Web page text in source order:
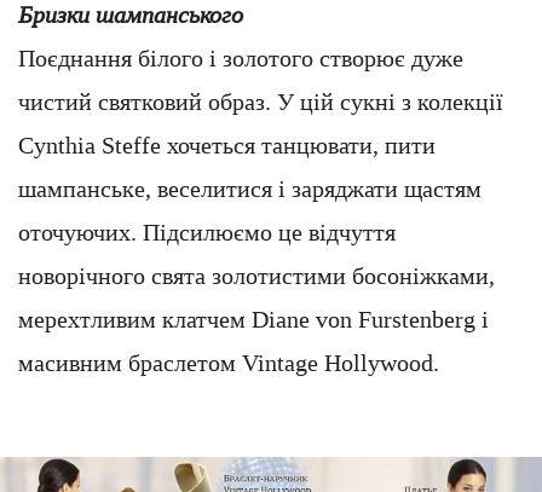
Бризки шампанського
Поєднання білого і золотого створює дуже
чистий святковий образ. У цій сукні з колекції
Cynthia Steffe хочеться танцювати, пити
шампанське, веселитися і заряджати щастям
оточуючих. Підсилюємо це відчуття
новорічного свята золотистими босоніжками,
мерехтливим клатчем Diane von Furstenberg і
масивним браслетом Vintage Hollywood.